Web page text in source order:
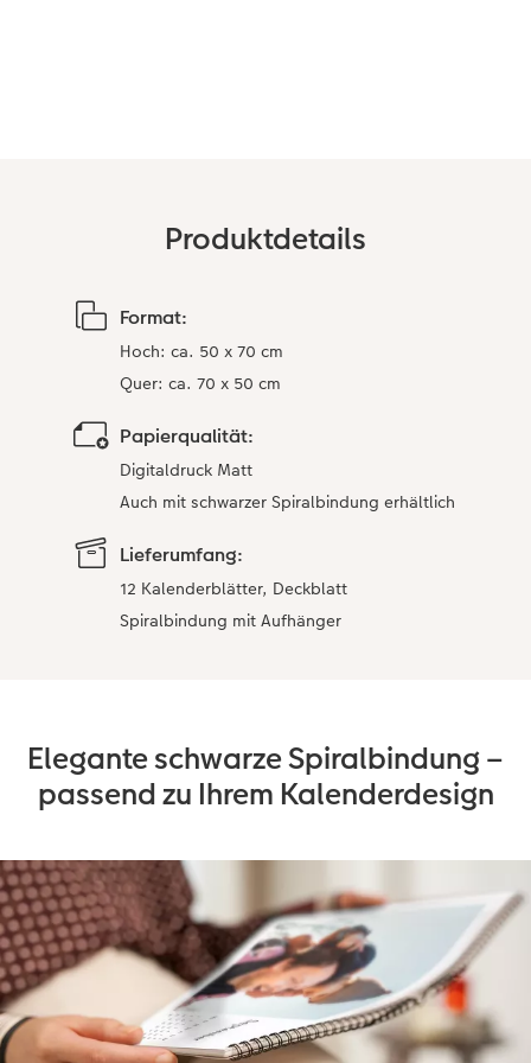
Produktdetails
Format:
Hoch: ca. 50 x 70 cm
Quer: ca. 70 x 50 cm
Papierqualität:
Digitaldruck Matt
Auch mit schwarzer Spiralbindung erhältlich
Lieferumfang:
12 Kalenderblätter, Deckblatt
Spiralbindung mit Aufhänger
Elegante schwarze Spiralbindung –
passend zu Ihrem Kalenderdesign